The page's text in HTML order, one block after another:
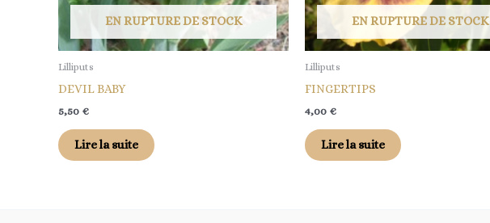
EN RUPTURE DE STOCK
Lilliputs
DEVIL BABY
5,50 €
Lire la suite
EN RUPTURE DE STOCK
Lilliputs
FINGERTIPS
4,00 €
Lire la suite